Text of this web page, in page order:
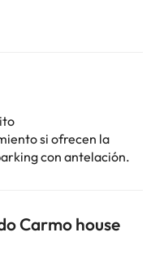
si ofrecen la
con antelación.
Carmo house